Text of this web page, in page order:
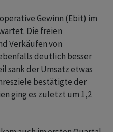
Gewinn (Ebit) im
Die freien
Verkäufen von
deutlich besser
sank der Umsatz etwas
bestätigte der
ging es zuletzt um 1,2